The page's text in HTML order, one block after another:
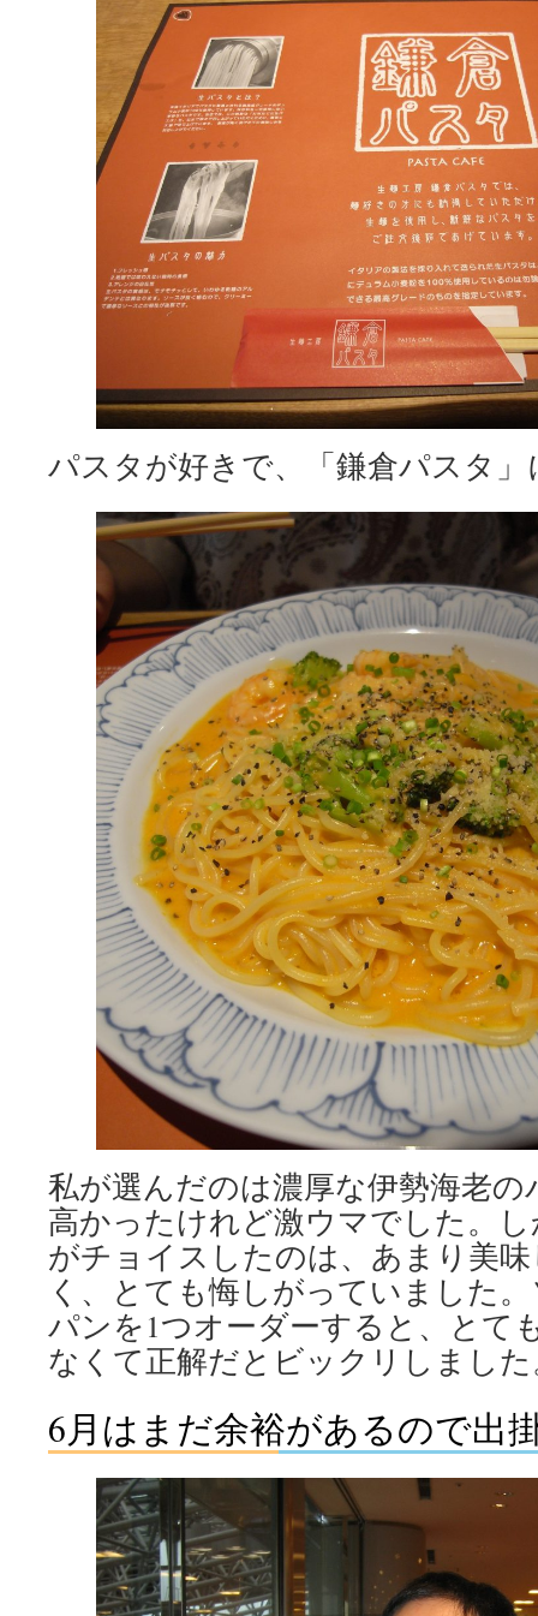
パスタが好きで、「鎌倉パスタ
私が選んだのは濃厚な伊勢海老
高かったけれど激ウマでした。
がチョイスしたのは、あまり美
く、とても悔しがっていました
パンを1つオーダーすると、とて
なくて正解だとビックリしまし
6月はまだ余裕があるので出